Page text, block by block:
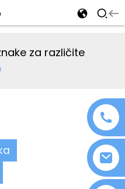
za različite